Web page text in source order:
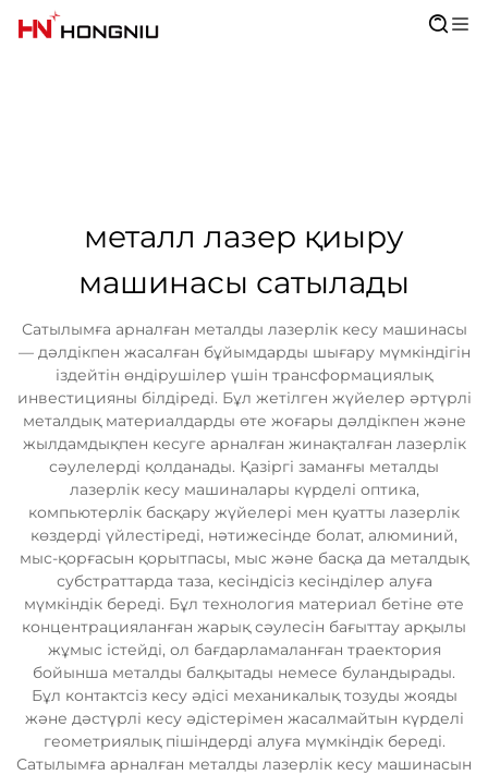
металл лазер қиыру
машинасы сатылады
Сатылымға арналған металды лазерлік кесу машинасы
— дәлдікпен жасалған бұйымдарды шығару мүмкіндігін
іздейтін өндірушілер үшін трансформациялық
инвестицияны білдіреді. Бұл жетілген жүйелер әртүрлі
металдық материалдарды өте жоғары дәлдікпен және
жылдамдықпен кесуге арналған жинақталған лазерлік
сәулелерді қолданады. Қазіргі заманғы металды
лазерлік кесу машиналары күрделі оптика,
компьютерлік басқару жүйелері мен қуатты лазерлік
көздерді үйлестіреді, нәтижесінде болат, алюминий,
мыс-қорғасын қорытпасы, мыс және басқа да металдық
субстраттарда таза, кесіндісіз кесінділер алуға
мүмкіндік береді. Бұл технология материал бетіне өте
концентрацияланған жарық сәулесін бағыттау арқылы
жұмыс істейді, ол бағдарламаланған траектория
бойынша металды балқытады немесе буландырады.
Бұл контактсіз кесу әдісі механикалық тозуды жояды
және дәстүрлі кесу әдістерімен жасалмайтын күрделі
геометриялық пішіндерді алуға мүмкіндік береді.
Сатылымға арналған металды лазерлік кесу машинасын